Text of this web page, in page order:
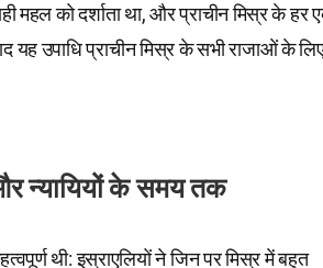
महल को दर्शाता था, और प्राचीन मिस्र के हर
यह उपाधि प्राचीन मिस्र के सभी राजाओं के
न्यायियों के समय तक
थी: इस्राएलियों ने जिन पर मिस्र में बहुत